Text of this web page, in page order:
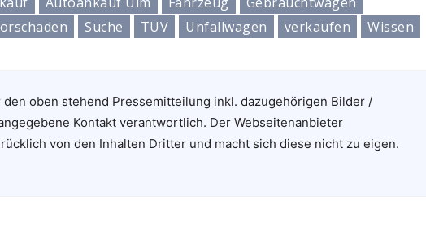
Suche TÜV Unfallwagen verkaufen Wissen
den oben stehend Pressemitteilung inkl. dazugehörigen Bilder /
Kontakt verantwortlich. Der Webseitenanbieter
von den Inhalten Dritter und macht sich diese nicht zu eigen.